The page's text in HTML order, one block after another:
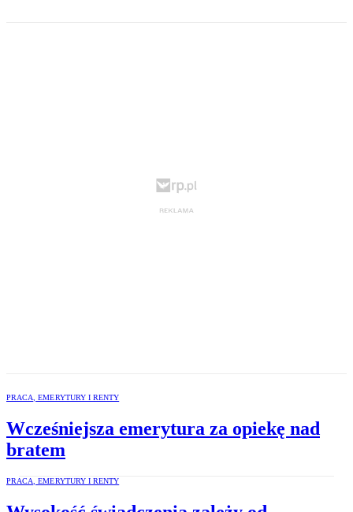
PRACA, EMERYTURY I RENTY
Wcześniejsza emerytura za opiekę nad
bratem
PRACA, EMERYTURY I RENTY